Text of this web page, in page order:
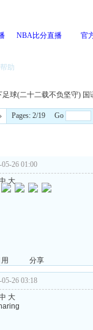
NBA比分直播 官
帮助
足球(二十二载不负坚守) 国
Pages: 2/19 Go
26 01:00
大
分享
26 03:18
大